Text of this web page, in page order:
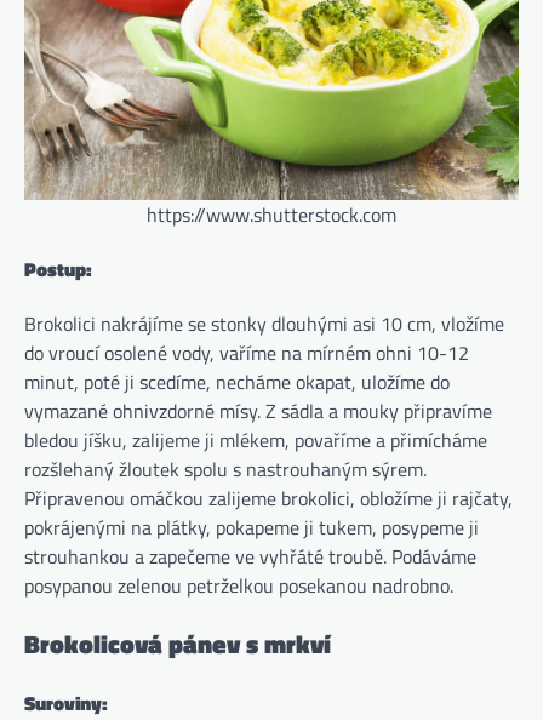
https://www.shutterstock.com
Postup:
Brokolici nakrájíme se stonky dlouhými asi 10 cm, vložíme
do vroucí osolené vody, vaříme na mírném ohni 10-12
minut, poté ji scedíme, necháme okapat, uložíme do
vymazané ohnivzdorné mísy. Z sádla a mouky připravíme
bledou jíšku, zalijeme ji mlékem, povaříme a přimícháme
rozšlehaný žloutek spolu s nastrouhaným sýrem.
Připravenou omáčkou zalijeme brokolici, obložíme ji rajčaty,
pokrájenými na plátky, pokapeme ji tukem, posypeme ji
strouhankou a zapečeme ve vyhřáté troubě. Podáváme
posypanou zelenou petrželkou posekanou nadrobno.
Brokolicová pánev s mrkví
Suroviny: